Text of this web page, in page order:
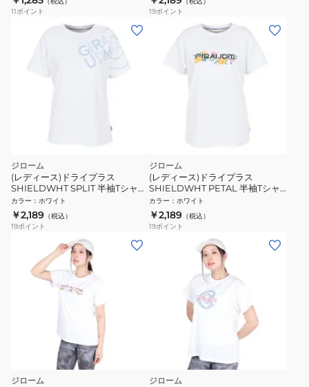
11ポイント
19ポイント
ジローム
(レディース)ドライプラス
SHIELDWHT SPLIT 半袖Tシャツ
CT6S0064-TR864-GRCD WHT
カラー ： ホワイト
￥2,189 （税込）
19ポイント
ジローム
(レディース)ドライプラス
SHIELDWHT PETAL 半袖Tシャ
ツ CT6S0065-TR864-GRCD
WHT
カラー ： ホワイト
￥2,189 （税込）
19ポイント
ジローム ジローム